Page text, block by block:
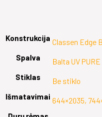
Konstrukcija Classen Edge
Spalva
Balta UV PURE
Stiklas
Be stiklo
Išmatavimai 644×2035,